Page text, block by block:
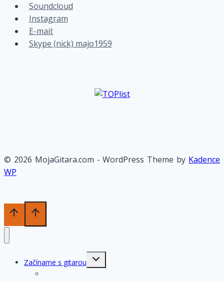
Soundcloud
Instagram
E-mail:
Skype (nick) majo1959
© 2026 MojaGitara.com - WordPress Theme by Kadence
WP
Začíname s gitarou
Toggle